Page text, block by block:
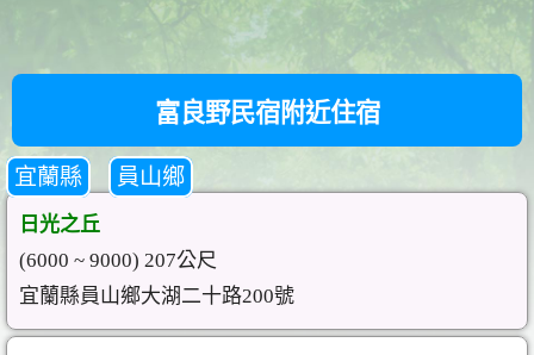
富良野民宿附近住宿
宜蘭縣 員山鄉
日光之丘
(6000 ~ 9000) 207公尺
宜蘭縣員山鄉大湖二十路200號